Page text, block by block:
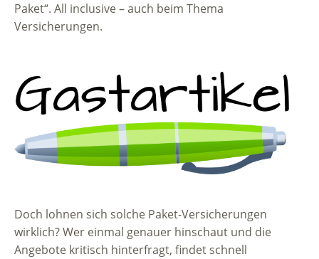
Paket“. All inclusive – auch beim Thema
Versicherungen.
Doch lohnen sich solche Paket-Versicherungen
wirklich?Wer einmal genauer hinschaut und die
Angebote kritisch hinterfragt, findet schnell